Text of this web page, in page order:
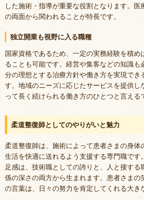
した施術・指導が重要な役割となります。医
の両面から関われることが特長です。
独立開業も視野に入る職種
国家資格であるため、一定の実務経験を積め
ることも可能です。経営や集客などの知識も
分の理想とする治療方針や働き方を実現でき
す。地域のニーズに応じたサービスを提供し
って長く続けられる働き方のひとつと言える
柔道整復師としてのやりがいと魅力
柔道整復師は、施術によって患者さまの身体
生活を快適に送れるよう支援する専門職です
足感は、技術職としての誇りと、人と接する
係の深さの両方から生まれます。患者さまの
の言葉は、日々の努力を肯定してくれる大き